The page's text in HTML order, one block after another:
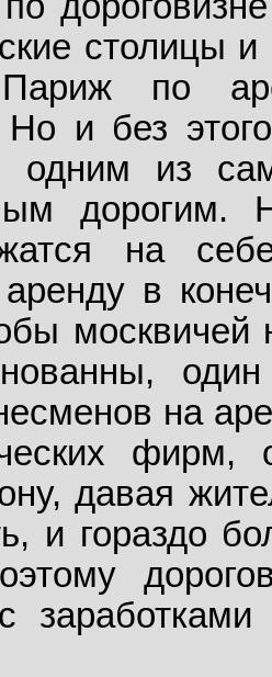
столицы
Париж по
и без
одним из
дорогим.
на
в
москвичей
на
фирм,
давая
и гораздо
с